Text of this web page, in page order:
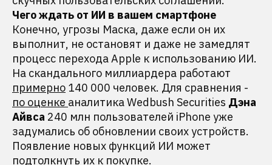
Чего ждать от ИИ в вашем смартфоне
Конечно, угрозы Маска, даже если он их
выполнит, не остановят и даже не замедлят
процесс перехода Apple к использованию ИИ.
На скандального миллиардера работают
примерно 140 000 человек. Для сравнения -
по оценке аналитика Wedbush Securities Дэна
Айвса 240 млн пользователей iPhone уже
задумались об обновлении своих устройств.
Появление новых функций ИИ может
подтолкнуть их к покупке.